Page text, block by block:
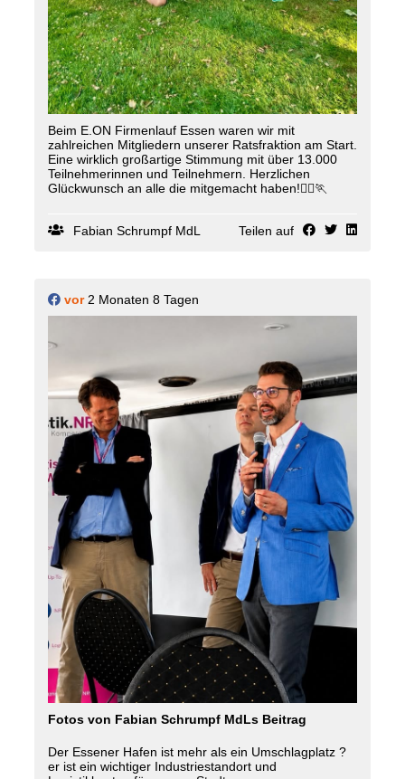
Beim E.ON Firmenlauf Essen waren wir mit
zahlreichen Mitgliedern unserer Ratsfraktion am Start.
Eine wirklich großartige Stimmung mit über 13.000
Teilnehmerinnen und Teilnehmern. Herzlichen
Glückwunsch an alle die mitgemacht haben!🏃‍♀️🏃
Fabian Schrumpf MdL Teilen auf
vor2 Monaten 8 Tagen
Fotos von Fabian Schrumpf MdLs Beitrag
Der Essener Hafen ist mehr als ein Umschlagplatz ?
er ist ein wichtiger Industriestandort und